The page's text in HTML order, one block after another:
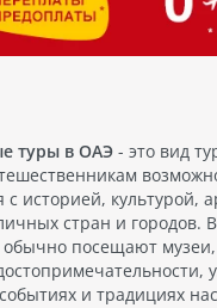
туры в ОАЭ - это вид
с историей, культурой,
стран и городов.
обычно посещают
и традициях